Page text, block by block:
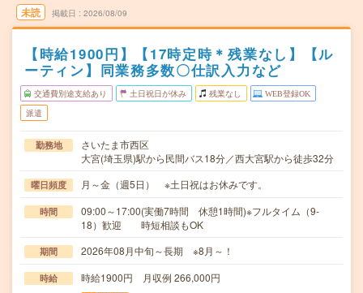
未読 掲載日 2026/08/09
【時給1900円】【17時定時＊残業なし】【ル
ーティン】同業務多数〇仕訳入力など
交通費別途支給あり 土日祝日が休み 残業なし WEB登録OK
派遣
勤務地
さいたま市西区
大宮(埼玉県)駅から民間バス18分／西大宮駅から徒歩32分
曜日頻度 月～金（週5日） ※土日祝はお休みです。
時間
09:00～17:00(実働7時間 休憩1時間)※フルタイム（9-
18）歓迎 時短相談もOK
期間 2026年08月中旬～長期 ※8月～！
時給 時給1900円 月収例 266,000円